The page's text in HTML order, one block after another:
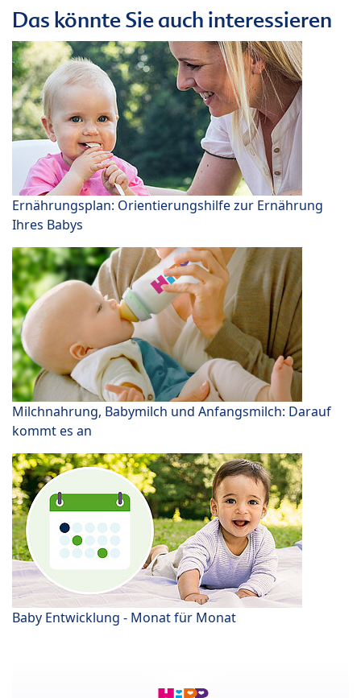
Das könnte Sie auch interessieren
Ernährungsplan: Orientierungshilfe zur Ernährung
Ihres Babys
Milchnahrung, Babymilch und Anfangsmilch: Darauf
kommt es an
Baby Entwicklung - Monat für Monat